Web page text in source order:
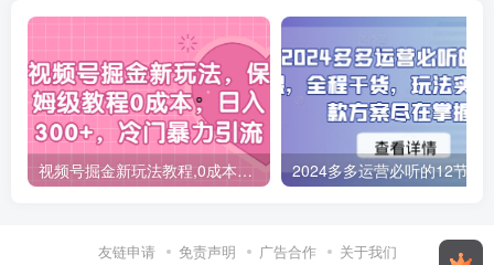
视频号掘金新玩法教程,0成本，日入300+，冷门暴力引流
友链申请 免责声明 广告合作 关于我们